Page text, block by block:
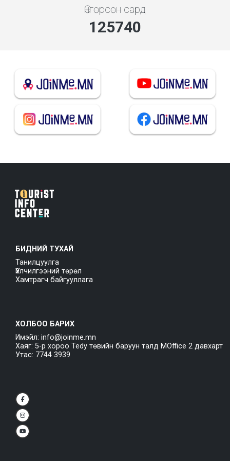
Өнгөрсөн сард
140249
БИДНИЙ ТУХАЙ
Танилцуулга
Үйлчилгээний төрөл
Хамтрагч байгууллага
ХОЛБОО БАРИХ
Имэйл: info@joinme.mn
Хаяг: 5-р хороо Tedy төвийн баруун талд MOffice 2 давхарт
Утас: 7744 3939